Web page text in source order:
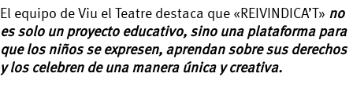
El equipo de Viu el Teatre destaca que «REIVINDICA’T» no
es solo un proyecto educativo, sino una plataforma para
que los niños se expresen, aprendan sobre sus derechos
y los celebren de una manera única y creativa.